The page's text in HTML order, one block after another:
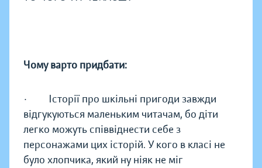
Чому варто придбати:
· Історії про шкільні пригоди завжди
відгукуються маленьким читачам, бо діти
легко можуть співвіднести себе з
персонажами цих історій. У кого в класі не
було хлопчика, який ну ніяк не міг